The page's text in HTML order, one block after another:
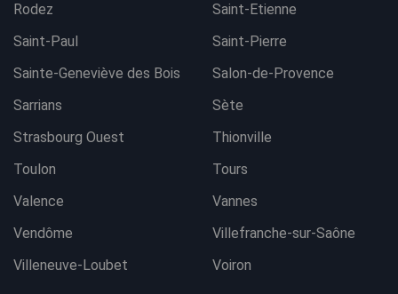
Rodez
Saint-Etienne
Saint-Paul
Saint-Pierre
Sainte-Geneviève des Bois
Salon-de-Provence
Sarrians
Sète
Strasbourg Ouest
Thionville
Toulon
Tours
Valence
Vannes
Vendôme
Villefranche-sur-Saône
Villeneuve-Loubet
Voiron